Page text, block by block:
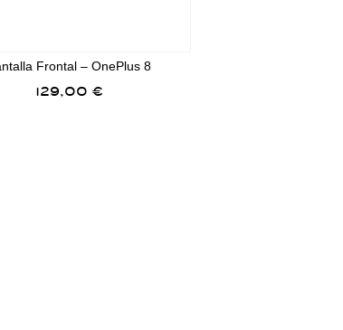
Frontal – OnePlus 8
129,00 €